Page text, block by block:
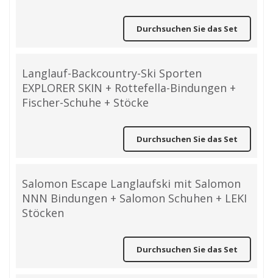
Durchsuchen Sie das Set
Langlauf-Backcountry-Ski Sporten
EXPLORER SKIN + Rottefella-Bindungen +
Fischer-Schuhe + Stöcke
Durchsuchen Sie das Set
Salomon Escape Langlaufski mit Salomon
NNN Bindungen + Salomon Schuhen + LEKI
Stöcken
Durchsuchen Sie das Set